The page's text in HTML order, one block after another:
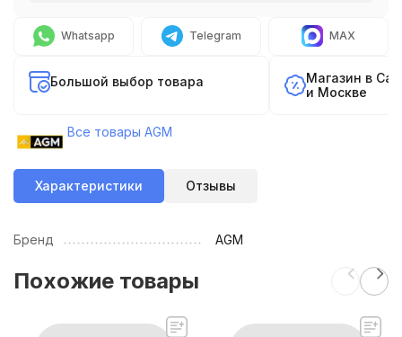
Whatsapp Telegram MAX
Большой выбор товара
Магазин в
и Москве
Все товары AGM
Характеристики Отзывы
Бренд AGM
Похожие товары